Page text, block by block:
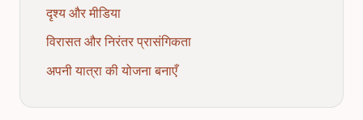
दृश्य और मीडिया
विरासत और निरंतर प्रासंगिकता
अपनी यात्रा की योजना बनाएँ